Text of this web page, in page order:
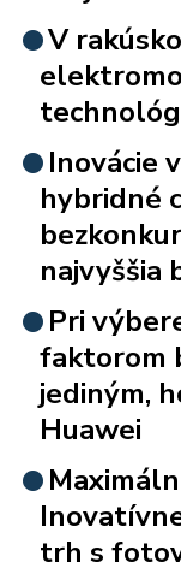
V
Inovácie
hybridné
najvyššia
Pri
faktorom
jediným,
Huawei
trh s